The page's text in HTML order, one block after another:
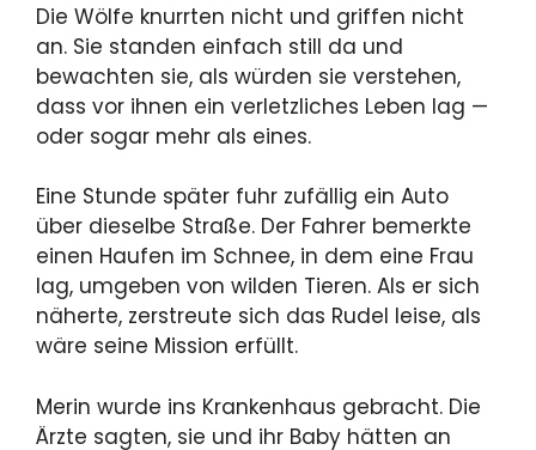
Die Wölfe knurrten nicht und griffen nicht
an. Sie standen einfach still da und
bewachten sie, als würden sie verstehen,
dass vor ihnen ein verletzliches Leben lag —
oder sogar mehr als eines.
Eine Stunde später fuhr zufällig ein Auto
über dieselbe Straße. Der Fahrer bemerkte
einen Haufen im Schnee, in dem eine Frau
lag, umgeben von wilden Tieren. Als er sich
näherte, zerstreute sich das Rudel leise, als
wäre seine Mission erfüllt.
Merin wurde ins Krankenhaus gebracht. Die
Ärzte sagten, sie und ihr Baby hätten an